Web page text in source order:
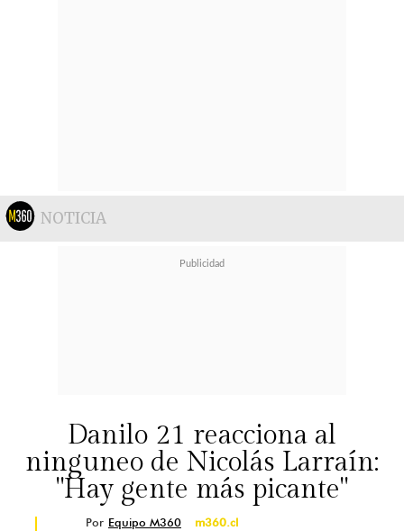
NOTICIA
Danilo 21 reacciona al
ninguneo de Nicolás Larraín:
"Hay gente más picante"
Por Equipo M360
m360.cl